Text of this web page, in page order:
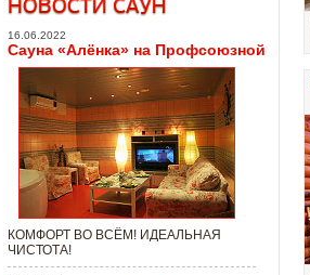
16.06.2022
Сауна «Алёнка» на Профсоюзной
КОМФОРТ ВО ВСЁМ! ИДЕАЛЬНАЯ
ЧИСТОТА!